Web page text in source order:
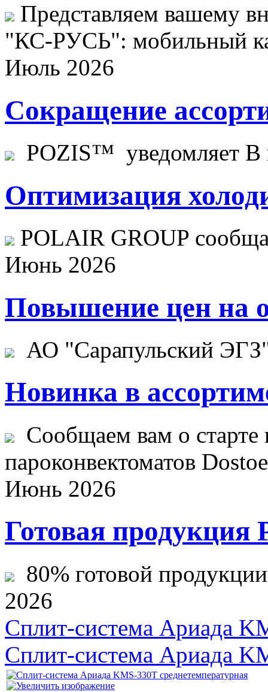
Представляем вашему
"КС-РУСЬ": мобильный
Июль 2026
Сокращение
POZIS™ уведомляет В
Оптимизация
POLAIR GROUP
Июнь 2026
Повышение цен на
АО "Сарапульский
Новинка в
Сообщаем вам о старте
пароконвектоматов
Июнь 2026
Готовая продукция
80% готовой
2026
Сплит-система Ариада
Сплит-система Ариада